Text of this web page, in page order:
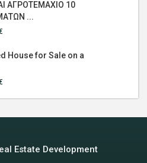
ΑΓΡΟΤΕΜΑΧΙΟ 10
...
House for Sale on a
Estate Development